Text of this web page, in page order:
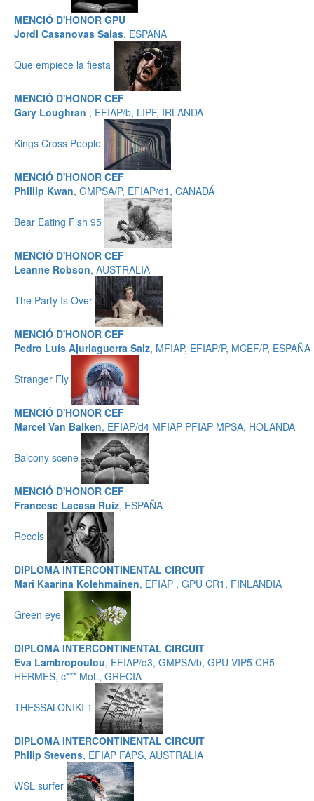
MENCIÓ D'HONOR GPU
Jordi Casanovas Salas, ESPAÑA
Que empiece la fiesta
MENCIÓ D'HONOR CEF
Gary Loughran , EFIAP/b, LIPF, IRLANDA
Kings Cross People
MENCIÓ D'HONOR CEF
Phillip Kwan, GMPSA/P, EFIAP/d1, CANADÁ
Bear Eating Fish 95
MENCIÓ D'HONOR CEF
Leanne Robson, AUSTRALIA
The Party Is Over
MENCIÓ D'HONOR CEF
Pedro Luís Ajuriaguerra Saiz, MFIAP, EFIAP/P, MCEF/P, ESPAÑA
Stranger Fly
MENCIÓ D'HONOR CEF
Marcel Van Balken, EFIAP/d4 MFIAP PFIAP MPSA, HOLANDA
Balcony scene
MENCIÓ D'HONOR CEF
Francesc Lacasa Ruiz, ESPAÑA
Recels
DIPLOMA INTERCONTINENTAL CIRCUIT
Mari Kaarina Kolehmainen, EFIAP , GPU CR1, FINLANDIA
Green eye
DIPLOMA INTERCONTINENTAL CIRCUIT
Eva Lambropoulou, EFIAP/d3, GMPSA/b, GPU VIP5 CR5
HERMES, c*** MoL, GRECIA
THESSALONIKI 1
DIPLOMA INTERCONTINENTAL CIRCUIT
Philip Stevens, EFIAP FAPS, AUSTRALIA
WSL surfer